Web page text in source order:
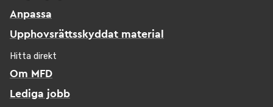
Anpassa
Upphovsrättsskyddat material
Hitta direkt
Om MFD
Lediga jobb